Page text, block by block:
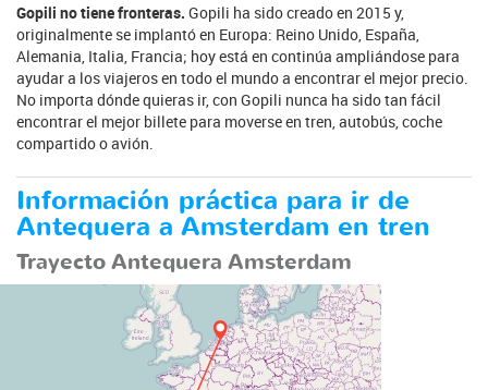
Gopili no tiene fronteras. Gopili ha sido creado en 2015 y,
originalmente se implantó en Europa: Reino Unido, España,
Alemania, Italia, Francia; hoy está en continúa ampliándose para
ayudar a los viajeros en todo el mundo a encontrar el mejor precio.
No importa dónde quieras ir, con Gopili nunca ha sido tan fácil
encontrar el mejor billete para moverse en tren, autobús, coche
compartido o avión.
Información práctica para ir de
Antequera a Amsterdam en tren
Trayecto Antequera Amsterdam